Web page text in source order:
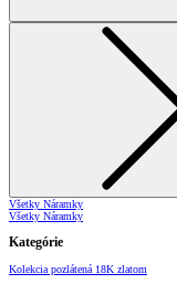
Všetky Náramky
Všetky Náramky
Kategórie
Kolekcia pozlátená 18K zlatom